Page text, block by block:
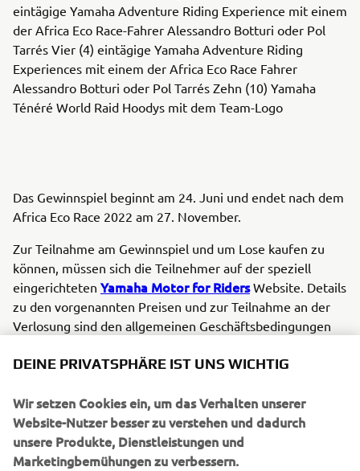
eintägige Yamaha Adventure Riding Experience mit einem
der Africa Eco Race-Fahrer Alessandro Botturi oder Pol
Tarrés Vier (4) eintägige Yamaha Adventure Riding
Experiences mit einem der Africa Eco Race Fahrer
Alessandro Botturi oder Pol Tarrés Zehn (10) Yamaha
Ténéré World Raid Hoodys mit dem Team-Logo
Das Gewinnspiel beginnt am 24. Juni und endet nach dem
Africa Eco Race 2022 am 27. November.
Zur Teilnahme am Gewinnspiel und um Lose kaufen zu
können, müssen sich die Teilnehmer auf der speziell
eingerichteten Yamaha Motor for Riders Website. Details
zu den vorgenannten Preisen und zur Teilnahme an der
Verlosung sind den allgemeinen Geschäftsbedingungen
Je mehr Lose die Teilnehmer kaufen, desto größer ist ihre
Chance, einen dieser fantastischen Preise zu gewinnen.
DEINE PRIVATSPHÄRE IST UNS WICHTIG
Wir setzen Cookies ein, um das Verhalten unserer
Website-Nutzer besser zu verstehen und dadurch
unsere Produkte, Dienstleistungen und
Marketingbemühungen zu verbessern.